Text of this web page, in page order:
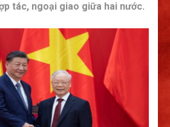
tác, ngoại giao giữa hai nước.